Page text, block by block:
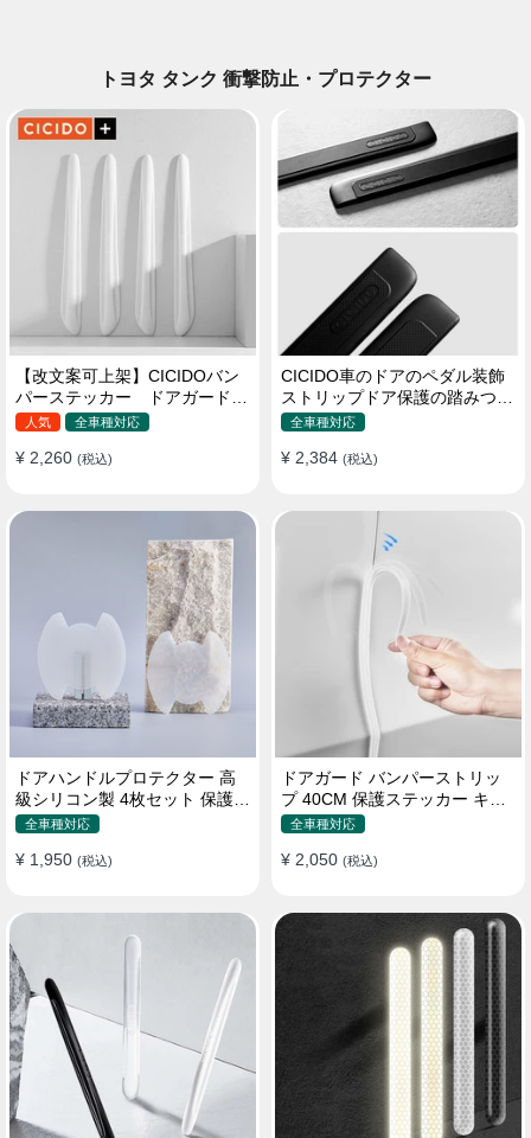
トヨタ タンク 衝撃防止・プロテクター
【改文案可上架】CICIDOバン
パーステッカー ドアガード
衝突防止プロテクター 耐スク
人気 全車種対応
¥ 2,260 (税込)
CICIDO車のドアのペダル装飾
ストリップドア保護の踏みつけ
防止
全車種対応
¥ 2,384 (税込)
ドアハンドルプロテクター 高
級シリコン製 4枚セット 保護フ
ィルム キズ防止 全車種
全車種対応
¥ 1,950 (税込)
ドアガード バンパーストリッ
プ 40CM 保護ステッカー キズ
防止 プロテクターシール
全車種対応
¥ 2,050 (税込)